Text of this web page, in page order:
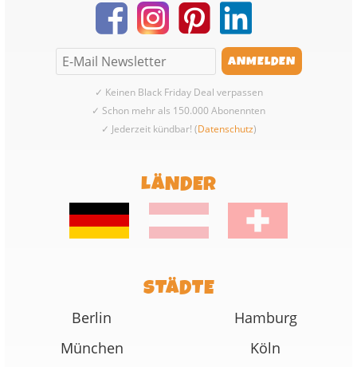
✓ Keinen Black Friday Deal verpassen
✓ Schon mehr als 150.000 Abonennten
✓ Jederzeit kündbar! (Datenschutz)
LÄNDER
STÄDTE
Berlin
Hamburg
München
Köln